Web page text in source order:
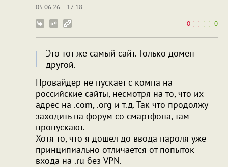
05.06.26
17:18
0
0
Это тот же самый сайт. Только домен
другой.
Провайдер не пускает с компа на
российские сайты, несмотря на то, что их
адрес на .com, .org и т.д. Так что продолжу
заходить на форум со смартфона, там
пропускают.
Хотя то, что я дошел до ввода пароля уже
принципиально отличается от попыток
входа на .ru без VPN.